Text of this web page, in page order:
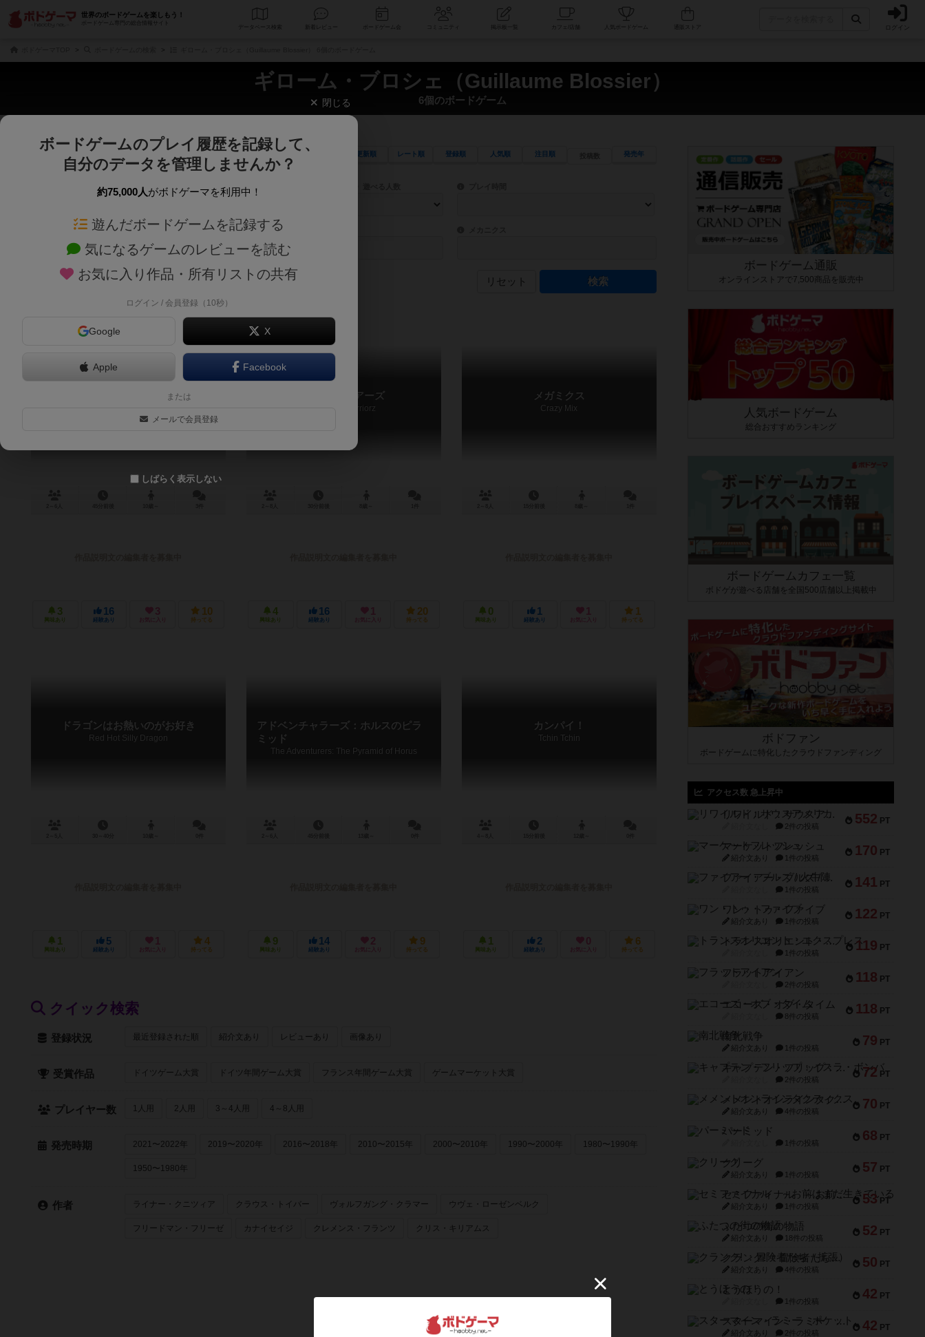
世界のボードゲームを楽しもう！
ボードゲーム専門の総合情報サイト
データベース コミュニティ 人気ボードゲーム ログイン
ギローム・ブロシェ（Guillaume Blossier）
6個のボードゲーム
じっくり表示 更新順 レート順 登録順 人気順 注目順 発売年
商品名、商品説明文、デザイナー名、テーマ名、メカニクス名を対象にフリーワード検索ができます。
ゲームデザイナー名を指定して検索できます。
ゲームデザイナー 目安となる所要時間を指定することができます。マニュアルを読む時間や参加者へのルール説明時間は含まれていないため、初めて
対象年齢を指定します。 世界観や登場人物などモチーフ・ストーリーを指定することができます。直感的にゲームシステムを理解できるよう、中世ファンタジー・クッキング・海賊同士の対決など、ゲームコンセプトを絞
テーマ/フレーバー ゲーム性を構成するコアシステムです。主にボードゲームに慣れている方向けの絞込機能です。例えば「ダイスロール」はランダ
リセット
アドベンチャラーズ：チックの神殿
3
興味あり
16
経験あり
3
お気に入り
10
持ってる
究極ウォリアーズ
Ultimate Warriorz
4
興味あり
16
経験あり
1
お気に入り
20
持ってる
メガミクス
Crazy Mix
0
興味あり
1
経験あり
1
お気に入り
1
持ってる
ドラゴンはお熱いのがお好き
Red Hot Silly Dragon
1
興味あり
5
経験あり
1
お気に入り
4
持ってる
アドベンチャラーズ：ホルスのピラ
ミッド
The Adventurers: The Pyramid of Horus
9
興味あり
14
経験あり
2
お気に入り
9
持ってる
カンパイ！
Tchin Tchin
1
興味あり
2
経験あり
0
お気に入り
6
持ってる
クイック検索
登録状況 最近登録された順 紹介文あり レビューあり 画像あり
受賞作品 ドイツゲーム大賞 ドイツ年間ゲーム大賞 フランス年間ゲーム大賞 ゲームマーケット大賞
プレイヤー数 1人用 2人用 3～4人用 4～8人用
発売時期 2021〜2022年 2019〜2020年 2016〜2018年 2010〜2015年 2000〜2010年 1990〜2000年 1980〜1990年
1950〜1980年
作者 ライナー・クニツィア クラウス・トイバー ヴォルフガング・クラマー ウヴェ・ローゼンベルク
フリードマン・フリーゼ カナイセイジ クレメンス・フランツ クリス・キリアムス
ボードゲーム通販
オンラインストアで7,500商品を販売中
人気ボードゲーム
総合おすすめランキング
ボードゲームカフェ一覧
ボドゲが遊べる店舗を全国500店舗以上掲載中
ボドファン
ボードゲームに特化したクラウドファンディング
アクセス数 急上昇中
552 PT
リワイルド：サウスアメリカ
2件の投稿
170 PT
マーケットフレッシュ
紹介文あり 1件の投稿
141 PT
ファイアー・ブルズ / 火牛陣
1件の投稿
122 PT
ワン・トゥ・ファイブ
紹介文あり 1件の投稿
119 PT
トランスオリエント・エクスプレス
1件の投稿
118 PT
フラットアイアン
2件の投稿
118 PT
エコーズ・オブ・タイム
8件の投稿
79 PT
南北戦争
紹介文あり 1件の投稿
72 PT
キャプテン・フリップ：イスラ・ボンバ
2件の投稿
70 PT
メメントオンラインタクティクス
紹介文あり 4件の投稿
68 PT
パーミッド
1件の投稿
57 PT
クリーグ
紹介文あり 1件の投稿
53 PT
セミファイナル ～お前はまだ生きている～
紹介文あり 1件の投稿
52 PT
ふたつの街の物語
紹介文あり 18件の投稿
50 PT
クランク! ：冒険者たち（拡張）
紹介文あり 4件の投稿
42 PT
とうほうの！
1件の投稿
42 PT
スターマイン・ラミー ポケット
紹介文あり 2件の投稿
閉じる
ボードゲームのプレイ履歴を記録して、
自分のデータを管理しませんか？
約75,000人がボドゲーマを利用中！
遊んだボードゲームを記録する
気になるゲームのレビューを読む
お気に入り作品・所有リストの共有
ログイン / 会員登録（10秒）
Google X
Apple Facebook
または
メールで会員登録
しばらく表示しない